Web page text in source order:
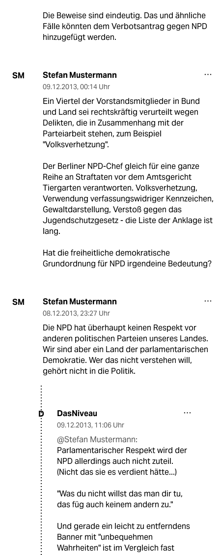
Die Beweise sind eindeutig. Das und ähnliche
Fälle könnten dem Verbotsantrag gegen NPD
hinzugefügt werden.
SM Stefan Mustermann
09.12.2013, 00:14 Uhr
Ein Viertel der Vorstandsmitglieder in Bund
und Land sei rechtskräftig verurteilt wegen
Delikten, die in Zusammenhang mit der
Parteiarbeit stehen, zum Beispiel
"Volksverhetzung".
Der Berliner NPD-Chef gleich für eine ganze
Reihe an Straftaten vor dem Amtsgericht
Tiergarten verantworten. Volksverhetzung,
Verwendung verfassungswidriger Kennzeichen,
Gewaltdarstellung, Verstoß gegen das
Jugendschutzgesetz - die Liste der Anklage ist
lang.
Hat die freiheitliche demokratische
Grundordnung für NPD irgendeine Bedeutung?
SM Stefan Mustermann
08.12.2013, 23:27 Uhr
Die NPD hat überhaupt keinen Respekt vor
anderen politischen Parteien unseres Landes.
Wir sind aber ein Land der parlamentarischen
Demokratie. Wer das nicht verstehen will,
gehört nicht in die Politik.
D DasNiveau
09.12.2013, 11:06 Uhr
@Stefan Mustermann:
Parlamentarischer Respekt wird der
NPD allerdings auch nicht zuteil.
(Nicht das sie es verdient hätte...)
"Was du nicht willst das man dir tu,
das füg auch keinem andern zu."
Und gerade ein leicht zu entferndens
Banner mit "unbequehmen
Wahrheiten" ist im Vergleich fast